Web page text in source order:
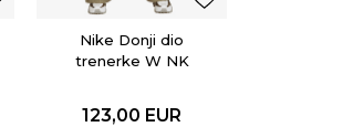
Nike Donji dio
trenerke W NK
123,00 EUR